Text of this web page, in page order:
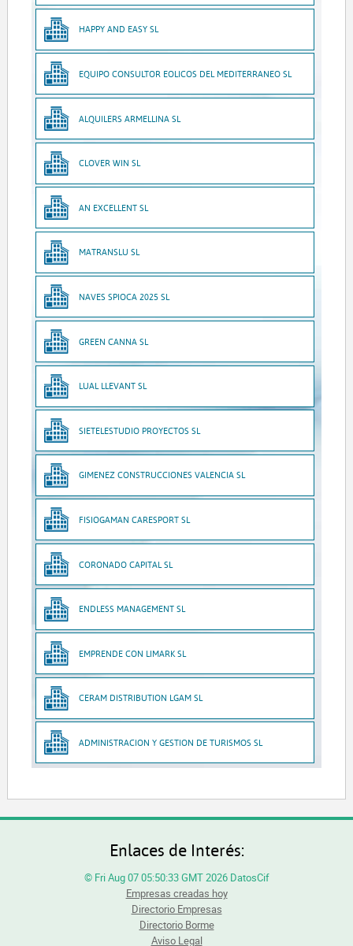
HAPPY AND EASY SL
EQUIPO CONSULTOR EOLICOS DEL MEDITERRANEO SL
ALQUILERS ARMELLINA SL
CLOVER WIN SL
AN EXCELLENT SL
MATRANSLU SL
NAVES SPIOCA 2025 SL
GREEN CANNA SL
LUAL LLEVANT SL
SIETELESTUDIO PROYECTOS SL
GIMENEZ CONSTRUCCIONES VALENCIA SL
FISIOGAMAN CARESPORT SL
CORONADO CAPITAL SL
ENDLESS MANAGEMENT SL
EMPRENDE CON LIMARK SL
CERAM DISTRIBUTION LGAM SL
ADMINISTRACION Y GESTION DE TURISMOS SL
Enlaces de Interés:
© Fri Aug 07 05:50:33 GMT 2026 DatosCif
Empresas creadas hoy
Directorio Empresas
Directorio Borme
Aviso Legal